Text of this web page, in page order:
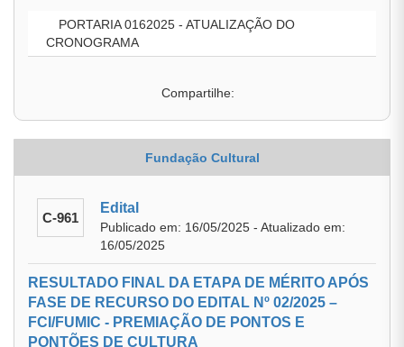
PORTARIA 0162025 - ATUALIZAÇÃO DO
CRONOGRAMA
Compartilhe:
Fundação Cultural
C-961
Edital
Publicado em: 16/05/2025 - Atualizado em:
16/05/2025
RESULTADO FINAL DA ETAPA DE MÉRITO APÓS
FASE DE RECURSO DO EDITAL Nº 02/2025 –
FCI/FUMIC - PREMIAÇÃO DE PONTOS E
PONTÕES DE CULTURA